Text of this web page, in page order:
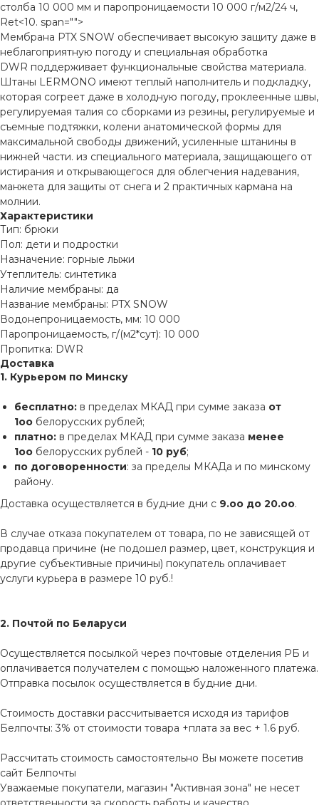
столба 10 000 мм и паропроницаемости 10 000 г/м2/24 ч,
Ret<10. span="">
Мембрана PTX SNOW обеспечивает высокую защиту даже в
неблагоприятную погоду и специальная обработка
DWR поддерживает функциональные свойства материала.
Штаны LERMONO имеют теплый наполнитель и подкладку,
которая согреет даже в холодную погоду, проклеенные швы,
регулируемая талия со сборками из резины, регулируемые и
съемные подтяжки, колени анатомической формы для
максимальной свободы движений, усиленные штанины в
нижней части. из специального материала, защищающего от
истирания и открывающегося для облегчения надевания,
манжета для защиты от снега и 2 практичных кармана на
молнии.
Характеристики
Тип: брюки
Пол: дети и подростки
Назначение: горные лыжи
Утеплитель: синтетика
Наличие мембраны: да
Название мембраны: PTX SNOW
Водонепроницаемость, мм: 10 000
Паропроницаемость, г/(м2*сут): 10 000
Пропитка: DWR
Доставка
1. Курьером по Минску
бесплатно: в пределах МКАД при сумме заказа от
1оо белорусских рублей;
платно: в пределах МКАД при сумме заказа менее
1оо белорусских рублей - 10 руб;
по договоренности: за пределы МКАДа и по минскому
району.
Доставка осуществляется в будние дни с 9.оо до 20.оо.
В случае отказа покупателем от товара, по не зависящей от
продавца причине (не подошел размер, цвет, конструкция и
другие субъективные причины) покупатель оплачивает
услуги курьера в размере 10 руб.!
2. Почтой по Беларуси
Осуществляется посылкой через почтовые отделения РБ и
оплачивается получателем с помощью наложенного платежа.
Отправка посылок осуществляется в будние дни.
Стоимость доставки рассчитывается исходя из тарифов
Белпочты: 3% от стоимости товара +плата за вес + 1.6 руб.
Рассчитать стоимость самостоятельно Вы можете посетив
сайт Белпочты
Уважаемые покупатели, магазин "Активная зона" не несет